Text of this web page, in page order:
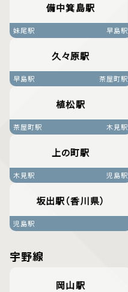
備中箕島駅
妹尾駅 早島駅
久々原駅
早島駅 茶屋町駅
植松駅
茶屋町駅 木見駅
上の町駅
木見駅 児島駅
坂出駅（香川県）
児島駅
宇野線
岡山駅